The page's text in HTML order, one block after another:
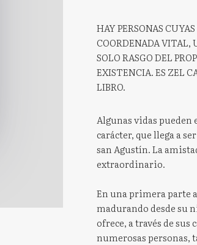
HAY PERSONAS
COORDENADA VITAL,
SOLO RASGO DEL
EXISTENCIA. ES ZEL
LIBRO.
Algunas vidas pueden
carácter, que llega a
san Agustín. La
extraordinario.
En una primera parte
madurando desde su
ofrece, a través de
numerosas personas,